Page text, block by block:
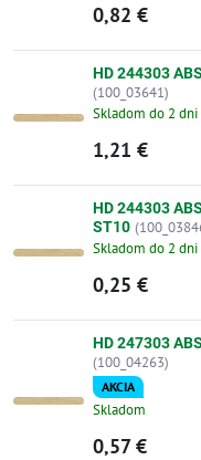
0,82 €
HD 244303
(100_03641)
Skladom do 2 dni
1,21 €
HD 244303
ST10
Skladom do 2 dni
0,25 €
HD 247303
(100_04263)
AKCIA
Skladom
0,57 €